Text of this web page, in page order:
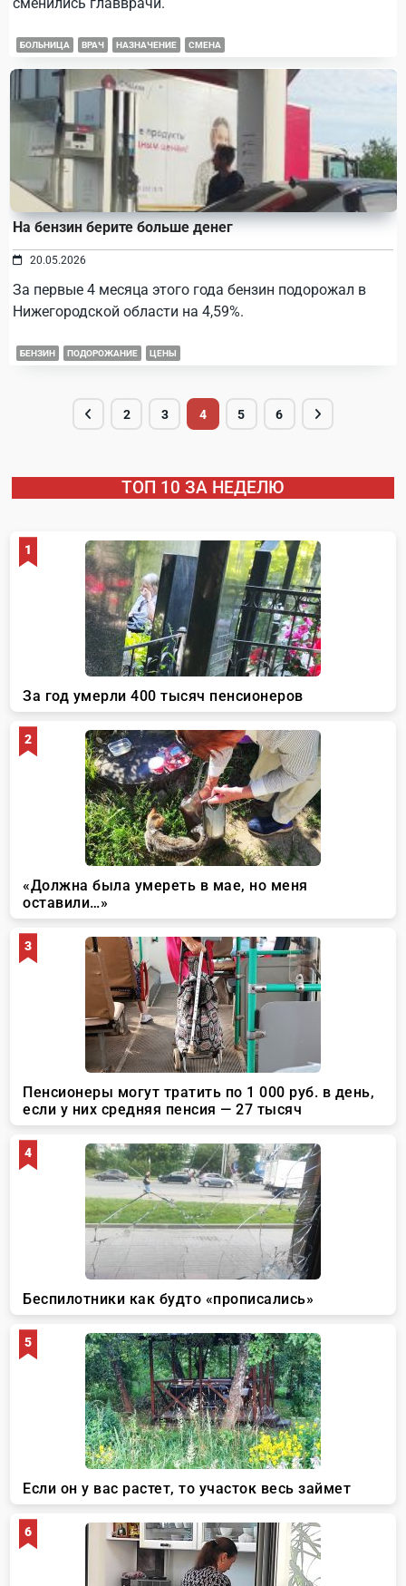
БОЛЬНИЦА ВРАЧ НАЗНАЧЕНИЕ СМЕНА
На бензин берите больше денег
20.05.2026
За первые 4 месяца этого года бензин подорожал в
Нижегородской области на 4,59%.
БЕНЗИН ПОДОРОЖАНИЕ ЦЕНЫ
2 3 4 5 6
ТОП 10 ЗА НЕДЕЛЮ